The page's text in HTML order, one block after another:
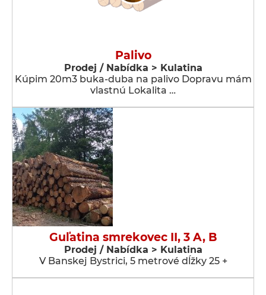
Palivo
Prodej / Nabídka > Kulatina
Kúpim 20m3 buka-duba na palivo Dopravu mám
vlastnú Lokalita …
Guľatina smrekovec II, 3 A, B
Prodej / Nabídka > Kulatina
V Banskej Bystrici, 5 metrové dĺžky 25 +